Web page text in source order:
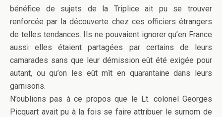
bénéfice de sujets de la Triplice ait pu se trouver
renforcée par la découverte chez ces officiers étrangers
de telles tendances. Ils ne pouvaient ignorer qu’en France
aussi elles étaient partagées par certains de leurs
camarades sans que leur démission eût été exigée pour
autant, ou qu’on les eût mît en quarantaine dans leurs
garnisons.
N’oublions pas à ce propos que le Lt. colonel Georges
Picquart avait pu à la fois se faire attribuer le surnom de